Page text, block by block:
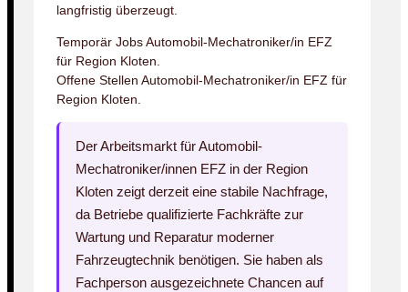
langfristig überzeugt.
Temporär Jobs Automobil-Mechatroniker/in EFZ
für Region Kloten.
Offene Stellen Automobil-Mechatroniker/in EFZ für
Region Kloten.
Der Arbeitsmarkt für Automobil-
Mechatroniker/innen EFZ in der Region
Kloten zeigt derzeit eine stabile Nachfrage,
da Betriebe qualifizierte Fachkräfte zur
Wartung und Reparatur moderner
Fahrzeugtechnik benötigen. Sie haben als
Fachperson ausgezeichnete Chancen auf